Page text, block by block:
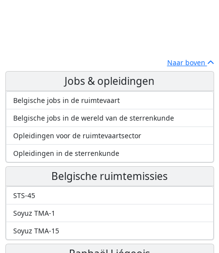
Naar boven
Jobs & opleidingen
Belgische jobs in de ruimtevaart
Belgische jobs in de wereld van de sterrenkunde
Opleidingen voor de ruimtevaartsector
Opleidingen in de sterrenkunde
Belgische ruimtemissies
STS-45
Soyuz TMA-1
Soyuz TMA-15